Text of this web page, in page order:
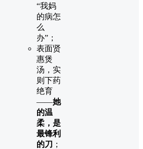
“我妈
的病怎
么
办”；
表面贤
惠煲
汤，实
则下药
绝育
——她
的温
柔，是
最锋利
的刀 ；